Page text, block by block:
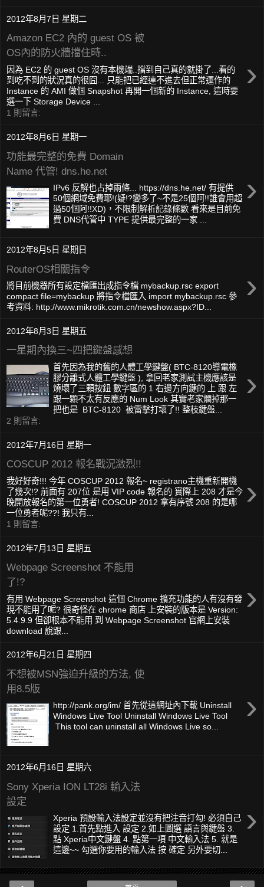
2012年8月7日 星期二
Amazon EC2 內的 guest OS 被
OS內的防火牆擋住時..
›
因為 EC2 的 guest OS 沒有本機端..擋到自己真的就掛了...看的
到吃不到的狀況真的很囧... 只能把已經連不進去但正常運作的
Instance 的 AMI 做個 Snapshot 再開一個新的 Instance, 這時要
選一下 Storage Device ...
1 則留言:
2012年8月6日 星期一
功能最完整的免費 Domain
Name 代管! dns.he.net
›
IPv6 反解也占掉兩條... https://dns.he.net/ 有提供
50個網域免費耶!(疑!?變多了~不是25個阿!!誰會用超
過50個阿!!XD)，不限制解析記錄條數 看來是目前免
費 DNS代管中 TYPE 提供最完整的一家 ...
2012年8月5日 星期日
RouterOS相關指令 ›
將目前機器所有設定檔匯出成指令檔 mybackup.rsc export
compact file=mybackup 將指令檔匯入 import mybackup.rsc 參
考資料: http://www.mikrotik.com.cn/newshow.aspx?ID...
2012年8月3日 星期五
一星期內換三~四把鍵盤感想
›
首先因為我的舊的人體工學鍵盤( BTC-8120導電橡
膠分離式人體工學鍵盤 ), 拿回老家測試主機應該是
燒壞了三顆按鈕 數字區的 1 右邊方向鍵的 上 跟 左
跟一顆不太有反應的 Num Look 其實老家爛掉那一
把也是 BTC-8120 被雷擊打壞了!! 整枝鍵盤...
2 則留言:
2012年7月16日 星期一
COSCUP 2012 報名戰況激烈!!
›
我好好奇!!! 今年 COSCUP 2012 報名~ registrano主機重新開機
了幾次!? 前面有 207位 是用 VIP code 報名的 實際上 208 才是今
晚開放報名的第一位勇者! COSCUP 2012 拿有序號 208 的是哪
一位勇者呢??! 我只有...
1 則留言:
2012年7月13日 星期五
Webpage Screenshot 不能用
了!?
›
有用 Webpage Screenshot 這個 Chrome 擴充功能的人有沒有發
現不能用了呢? 很奇怪在 chrome 商店 上安裝的版本是 Version:
5.4.9.9 但卻根本不能用 到 Webpage Screenshot 官網上安裝
download 說跟...
2012年6月21日 星期四
不想被MSN強迫升級的方法, 使
用8.5版
›
http://pank.org/im/ 首先從這網址內下載 Uninstall
Windows Live Tool Uninstall Windows Live Tool
This tool can uninstall all Windows Live so...
2012年6月16日 星期六
Sony Xperia ION LT28i 輸入法
設定
›
Xperia 預設輸入法設定並沒有把注音打勾! 必須自己
設定 1.首先點進入 設定 2.如上圖選 語言與鍵盤 3.
點 Xperia中文鍵盤 4. 點第一項 中文輸入法 5. 就是
這邊~~ 勾選你要用的輸入法 按 確定 另外要切...